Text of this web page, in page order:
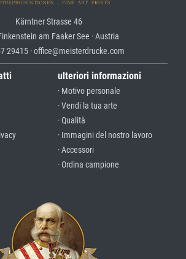
Kärntner Strasse 46
am Faaker See · Austria
29415 · office@meisterdrucke.com
ulteriori informazioni
· Motivo personale
· Vendi la tua arte
· Qualità
· Immagini del nostro lavoro
· Accessori
· Ordina campione